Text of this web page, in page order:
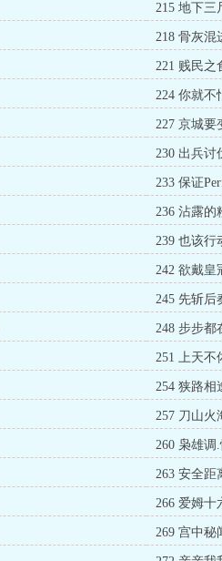
215 地下三
218 骨灰混
221 贱民之
224 你就不
227 京城要
230 出兵讨
233 保证
236 沾露的
239 也该行
242 欲戴皇
245 先斩后
248 步步都
251 上天不
254 狭路相
257 刀山火
260 枭雄调
263 安全距
266 爱姆十
269 宫中秘